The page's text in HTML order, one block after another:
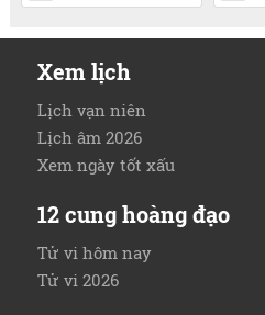
Xem lịch
Lịch vạn niên
Lịch âm 2026
Xem ngày tốt xấu
12 cung hoàng đạo
Tử vi hôm nay
Tử vi 2026